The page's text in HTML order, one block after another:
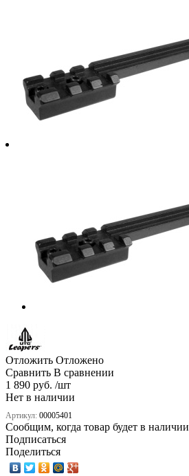
Отложить Отложено
Сравнить В сравнении
1 890 руб. /шт
Нет в наличии
Артикул: 00005401
Сообщим, когда товар будет в наличии
Подписаться
Поделиться